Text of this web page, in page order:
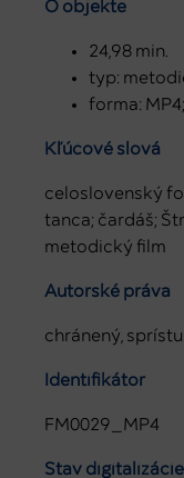
O objekte
24,98 min.
typ:
forma:
Kľúčové slová
celoslovenský
tanca; čardáš;
metodický film
Autorské práva
chránený,
Identifikátor
FM0029_MP4
Stav digitalizácie